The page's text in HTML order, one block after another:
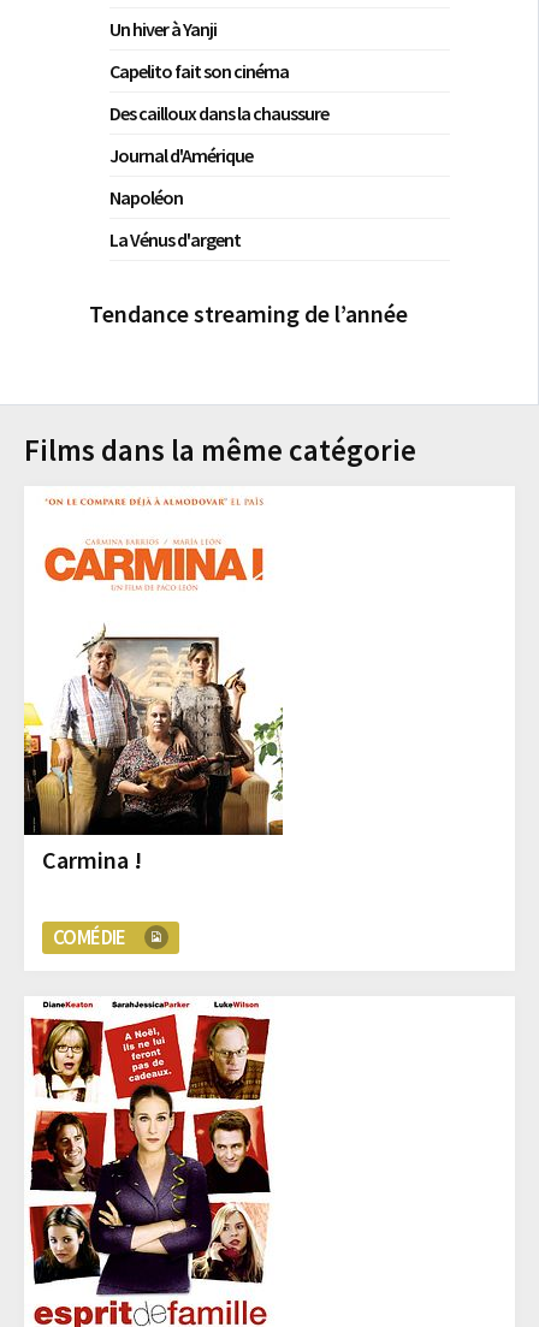
Un hiver à Yanji
Capelito fait son cinéma
Des cailloux dans la chaussure
Journal d'Amérique
Napoléon
La Vénus d'argent
Tendance streaming de l’année
Films dans la même catégorie
Carmina !
COMÉDIE